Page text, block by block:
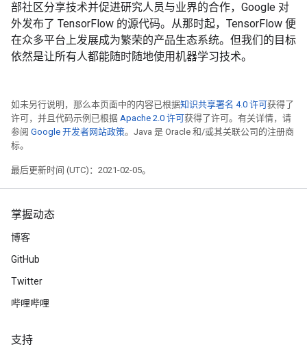
部社区分享技术并促进研究人员与业界的合作，Google 对
外发布了 TensorFlow 的源代码。从那时起，TensorFlow 便
在众多平台上发展成为繁荣的产品生态系统。但我们的目标
依然是让所有人都能随时随地使用机器学习技术。
如未另行说明，那么本页面中的内容已根据知识共享署名 4.0 许可获得了
许可，并且代码示例已根据 Apache 2.0 许可获得了许可。有关详情，请
参阅 Google 开发者网站政策。Java 是 Oracle 和/或其关联公司的注册商
标。
最后更新时间 (UTC)：2021-02-05。
掌握动态
博客
GitHub
Twitter
哔哩哔哩
支持